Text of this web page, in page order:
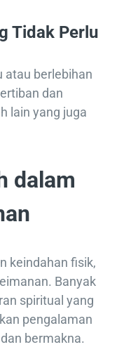
Tidak Perlu
atau berlebihan
dan
lain yang juga
dalam
keindahan fisik,
Banyak
spiritual yang
pengalaman
bermakna.